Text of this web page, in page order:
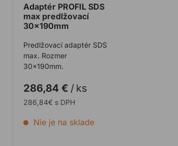
Adaptér PROFIL SDS
max predlžovací
30x190mm
Predlžovací adaptér SDS
max. Rozmer
30x190mm.
286,84 € / ks
286,84€ s DPH
Nie je na sklade